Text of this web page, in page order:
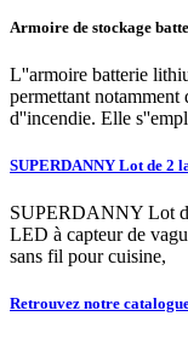
Armoire de stockage
L''armoire batterie
permettant notamment
d''incendie. Elle
SUPERDANNY Lot de 2
SUPERDANNY Lot
LED à capteur de
sans fil pour cuisine,
Retrouvez notre